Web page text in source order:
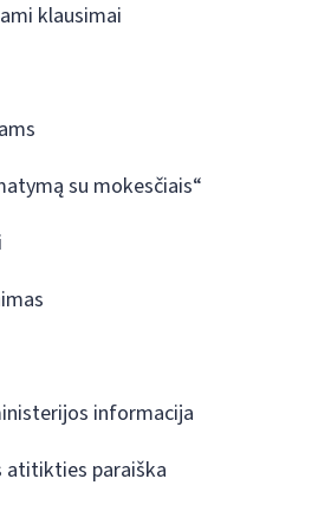
klausimai
su mokesčiais“
informacija
atitikties paraiška